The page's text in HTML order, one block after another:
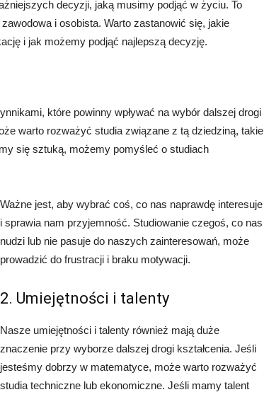
decyzji, jaką musimy podjąć w życiu. To
i osobista. Warto zastanowić się, jakie
i jak możemy podjąć najlepszą decyzję.
które powinny wpływać na wybór dalszej drogi
warto rozważyć studia związane z tą dziedziną, takie
się sztuką, możemy pomyśleć o studiach
Ważne jest, aby wybrać coś, co nas naprawdę interesuje
i sprawia nam przyjemność. Studiowanie czegoś, co nas
nudzi lub nie pasuje do naszych zainteresowań, może
prowadzić do frustracji i braku motywacji.
2. Umiejętności i talenty
Nasze umiejętności i talenty również mają duże
znaczenie przy wyborze dalszej drogi kształcenia. Jeśli
jesteśmy dobrzy w matematyce, może warto rozważyć
studia techniczne lub ekonomiczne. Jeśli mamy talent